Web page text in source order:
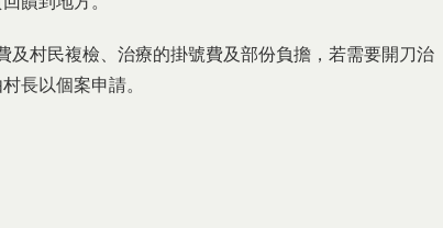
及村民複檢、治療的掛號費及部份負擔，若需要開刀治
長以個案申請。